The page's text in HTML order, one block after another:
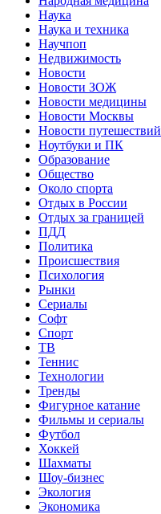
Наука
Наука и техника
Научпоп
Недвижимость
Новости
Новости ЗОЖ
Новости медицины
Новости Москвы
Новости путешествий
Ноутбуки и ПК
Образование
Общество
Около спорта
Отдых в России
Отдых за границей
ПДД
Политика
Происшествия
Психология
Рынки
Сериалы
Софт
Спорт
ТВ
Теннис
Технологии
Тренды
Фигурное катание
Фильмы и сериалы
Футбол
Хоккей
Шахматы
Шоу-бизнес
Экология
Экономика